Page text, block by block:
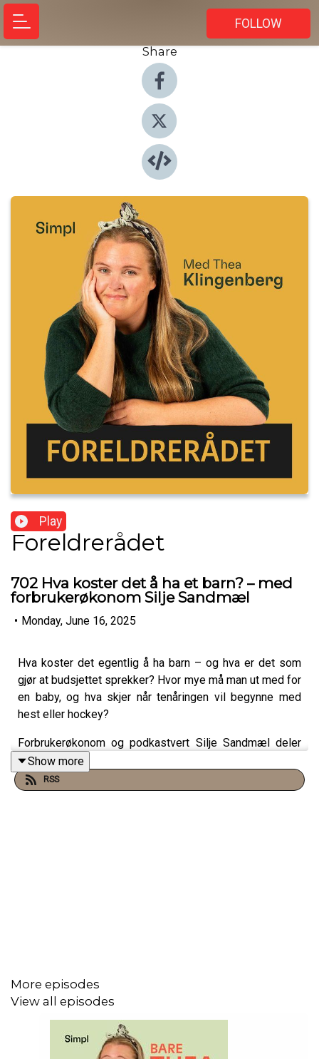
FOLLOW
Share
Play
Foreldrerådet
702 Hva koster det å ha et barn? – med
forbrukerøkonom Silje Sandmæl
• Monday, June 16, 2025
Hva koster det egentlig å ha barn – og hva er det som
gjør at budsjettet sprekker? Hvor mye må man ut med for
en baby, og hva skjer når tenåringen vil begynne med
hest eller hockey?
Forbrukerøkonom og podkastvert Silje Sandmæl deler
konkrete tall, egne erfaringer og råd om hvordan vi kan ta
bedre valg for både lommeboka og barna våre. Hva er
egentlig et “kosebudsjett”? Og hvem bestemmer hva
Show more
RSS
More episodes
View all episodes